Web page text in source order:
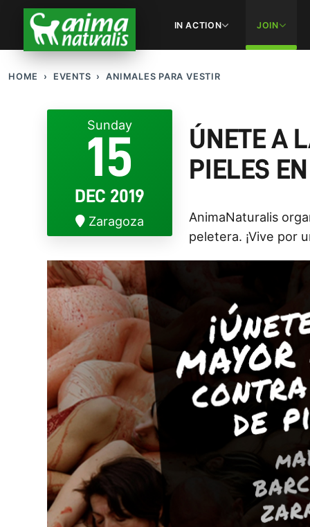
IN ACTION JOIN
HOME EVENTS ANIMALES PARA VESTIR
Sunday
15
DEC 2019
Zaragoza
ÚNETE A
PIELES
AnimaNaturalis
peletera. ¡Vive por